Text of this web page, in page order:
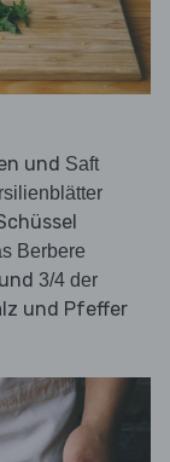
und Saft
Berbere
und 3/4 der
und Pfeffer